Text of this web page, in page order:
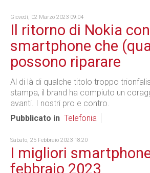
Giovedì, 02 Marzo 2023 09:04
Il ritorno di Nokia
smartphone che
possono riparare
Al di là di qualche titolo troppo
stampa, il brand ha compiuto un
avanti. I nostri pro e contro.
Pubblicato in Telefonia
Sabato, 25 Febbraio 2023 18:20
I migliori
febbraio 2023